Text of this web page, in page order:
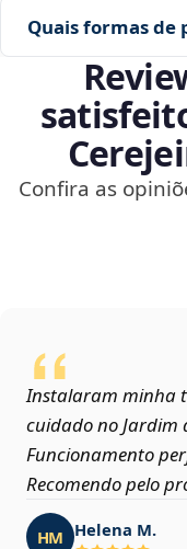
Quais formas de
Confira as
Instalaram minha
cuidado no Jardim
Funcionamento
Recomendo pelo
HM Helena M.